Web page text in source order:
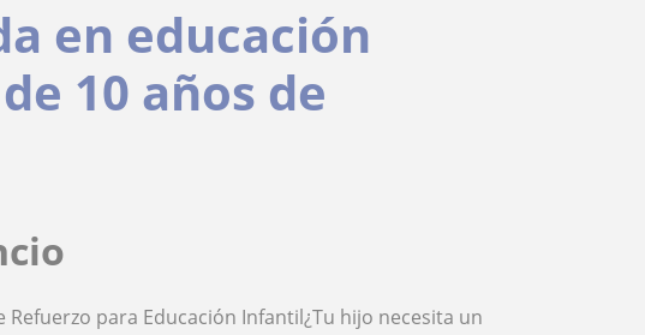
en educación
10 años de
Refuerzo para Educación Infantil¿Tu hijo necesita un